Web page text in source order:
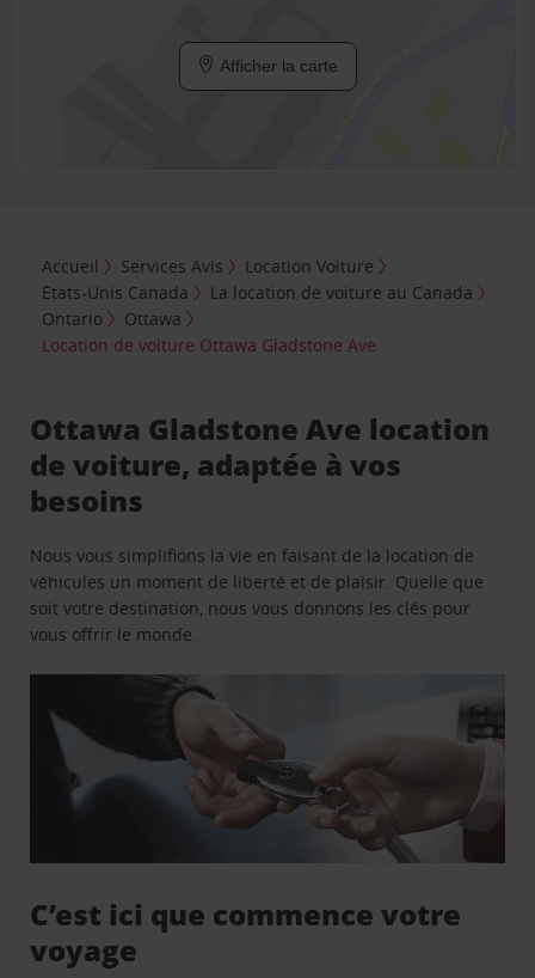
Afficher la carte
Accueil Services Avis
Location Voiture
États-Unis Canada
La location de voiture au Canada
Ontario
Ottawa
Location de voiture Ottawa Gladstone Ave
Ottawa Gladstone Ave location
de voiture, adaptée à vos
besoins
Nous vous simplifions la vie en faisant de la location de
véhicules un moment de liberté et de plaisir. Quelle que
soit votre destination, nous vous donnons les clés pour
vous offrir le monde.
C’est ici que commence votre
voyage